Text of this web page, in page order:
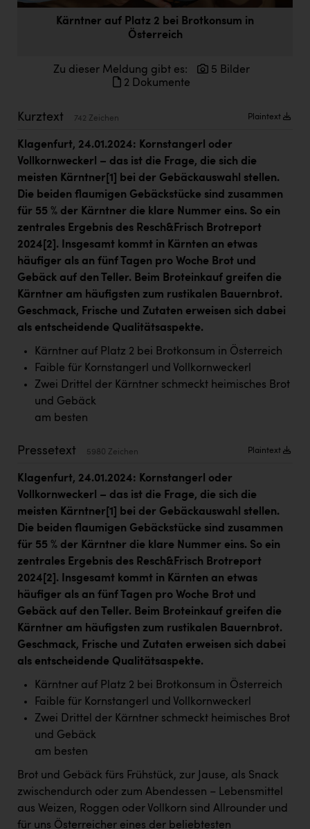
everfield
Fristads Austria
HIG Infomotion Group
IFE Austria GmbH
Immotech
INTERSPAR
INTERSPORT Austria
Jane Goodall Institute Austria
Karin Liedl
KEBA
KIWI Kinderwunsch Institut Dr. Loimer
KLIPP Frisör
Kleider Bauer
Kremsmüller Anlagenbau GmbH
Maximarkt
Oldtimer Raststationen und Motorhotels
Österreichischer Kachelofenverband
Orlen
Passage Linz
PEZ
REMAX
RE/MAX Welcome
Resch&Frisch
RUBBLE MASTER
Ruderclub Wels
SCRI - Salzburg Cancer Research Institute
Kärntner auf Platz 2 bei Brotkonsum in
Österreich
Zu dieser Meldung gibt es:
5 Bilder
2 Dokumente
Kurztext 742 Zeichen Plaintext
Klagenfurt, 24.01.2024: Kornstangerl oder
Vollkornweckerl – das ist die Frage, die sich die
meisten Kärntner [1]
bei der Gebäckauswahl stellen.
Die beiden flaumigen Gebäckstücke sind zusammen
für 55 % der Kärntner die klare Nummer eins. So ein
zentrales Ergebnis des Resch&Frisch Brotreport
2024 [2] . Insgesamt kommt in Kärnten an etwas
häufiger als an fünf Tagen pro Woche Brot und
Gebäck auf den Teller. Beim Broteinkauf greifen die
Kärntner am häufigsten zum rustikalen Bauernbrot.
Geschmack, Frische und Zutaten erweisen sich dabei
als entscheidende Qualitätsaspekte.
Kärntner auf Platz 2 bei Brotkonsum in Österreich
Faible für Kornstangerl und Vollkornweckerl
Zwei Drittel der Kärntner schmeckt heimisches Brot
und Gebäck
am besten
Pressetext 5980 Zeichen Plaintext
Klagenfurt, 24.01.2024: Kornstangerl oder
Vollkornweckerl – das ist die Frage, die sich die
meisten Kärntner [1]
bei der Gebäckauswahl stellen.
Die beiden flaumigen Gebäckstücke sind zusammen
für 55 % der Kärntner die klare Nummer eins. So ein
zentrales Ergebnis des Resch&Frisch Brotreport
2024 [2] . Insgesamt kommt in Kärnten an etwas
häufiger als an fünf Tagen pro Woche Brot und
Gebäck auf den Teller. Beim Broteinkauf greifen die
Kärntner am häufigsten zum rustikalen Bauernbrot.
Geschmack, Frische und Zutaten erweisen sich dabei
als entscheidende Qualitätsaspekte.
Kärntner auf Platz 2 bei Brotkonsum in Österreich
Faible für Kornstangerl und Vollkornweckerl
Zwei Drittel der Kärntner schmeckt heimisches Brot
und Gebäck
am besten
Brot und Gebäck fürs Frühstück, zur Jause, als Snack
zwischendurch oder zum Abendessen – Lebensmittel
aus Weizen, Roggen oder Vollkorn sind Allrounder und
für uns Österreicher eines der beliebtesten